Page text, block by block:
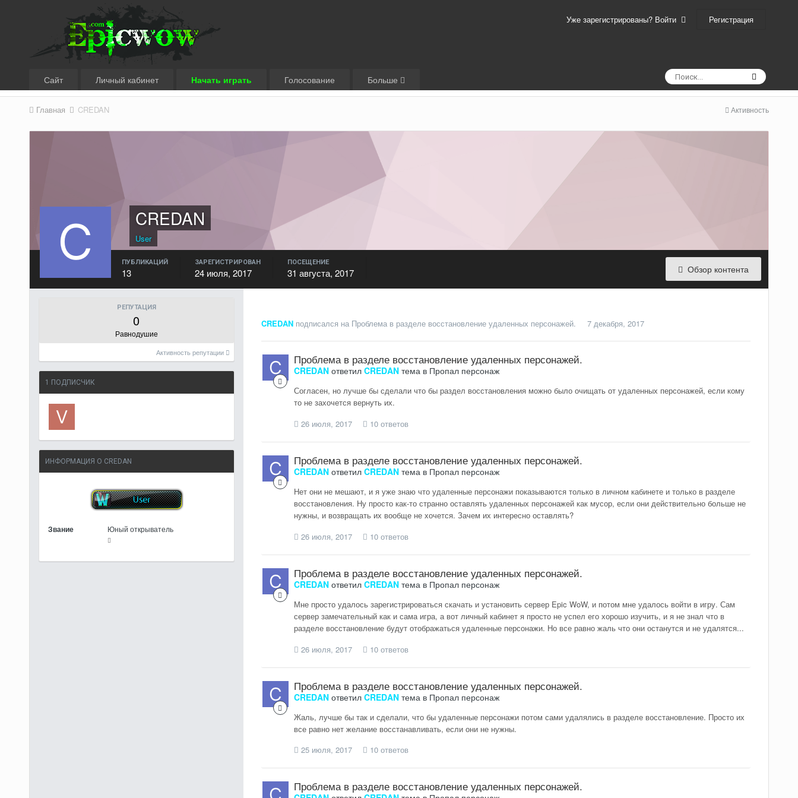
Уже зарегистрированы? Войти Регистрация
Сайт Личный кабинет Начать играть Голосование Больше
Активность
Главная CREDAN
CREDAN
User
Обзор контента
ПУБЛИКАЦИЙ
13
ЗАРЕГИСТРИРОВАН
24 июля, 2017
ПОСЕЩЕНИЕ
31 августа, 2017
РЕПУТАЦИЯ
0
Равнодушие
Активность репутации
1 ПОДПИСЧИК
ИНФОРМАЦИЯ О CREDAN
Звание Юный открыватель
CREDANподписался на Проблема в разделе восстановление удаленных персонажей. 7 декабря, 2017
Проблема в разделе восстановление удаленных персонажей.
CREDANответил CREDANтема в Пропал персонаж
Согласен, но лучше бы сделали что бы раздел восстановления можно было очищать от удаленных персонажей, если кому
то не захочется вернуть их.
26 июля, 2017
10 ответов
Проблема в разделе восстановление удаленных персонажей.
CREDANответил CREDANтема в Пропал персонаж
Нет они не мешают, и я уже знаю что удаленные персонажи показываются только в личном кабинете и только в разделе
восстановления. Ну просто как-то странно оставлять удаленных персонажей как мусор, если они действительно больше не
нужны, и возвращать их вообще не хочется. Зачем их интересно оставлять?
26 июля, 2017
10 ответов
Проблема в разделе восстановление удаленных персонажей.
CREDANответил CREDANтема в Пропал персонаж
Мне просто удалось зарегистрироваться скачать и установить сервер Epic WoW, и потом мне удалось войти в игру. Сам
сервер замечательный как и сама игра, а вот личный кабинет я просто не успел его хорошо изучить, и я не знал что в
разделе восстановление будут отображаться удаленные персонажи. Но все равно жаль что они останутся и не удалятся...
26 июля, 2017
10 ответов
Проблема в разделе восстановление удаленных персонажей.
CREDANответил CREDANтема в Пропал персонаж
Жаль, лучше бы так и сделали, что бы удаленные персонажи потом сами удалялись в разделе восстановление. Просто их
все равно нет желание восстанавливать, если они не нужны.
25 июля, 2017
10 ответов
Проблема в разделе восстановление удаленных персонажей.